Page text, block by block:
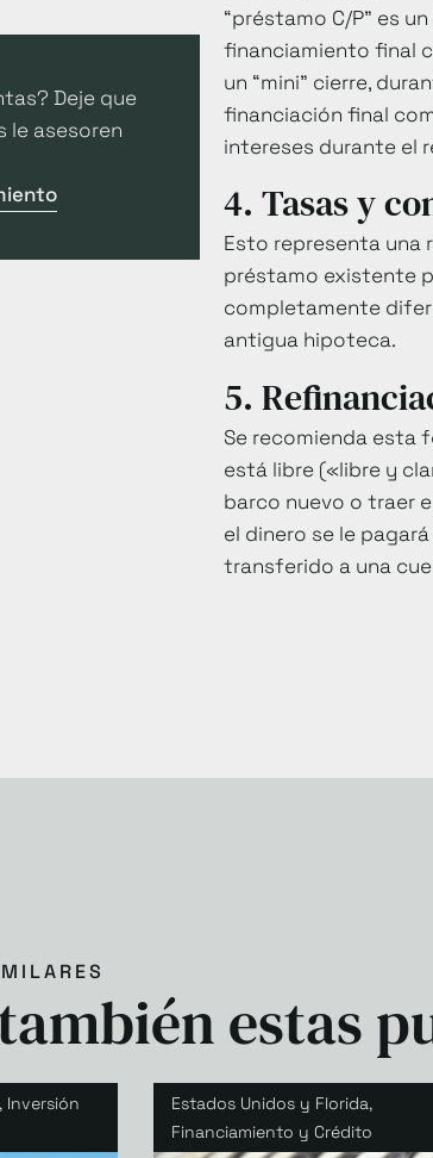
Deje que
le asesoren
“préstamo C/P” es
financiamiento final
un “mini” cierre,
financiación final
intereses durante el
4. Tasas y
Esto representa una
préstamo existente
completamente
antigua hipoteca.
5.
Se recomienda esta
está libre («libre y
barco nuevo o traer
el dinero se le
transferido a una
estas
, Inversión
Estados Unidos y Florida,
Financiamiento y Crédito